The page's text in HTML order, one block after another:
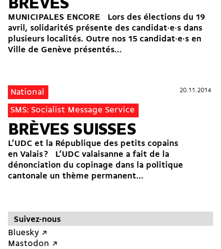
BRÈVES
MUNICIPALES ENCORE Lors des élections du 19
avril, solidaritéS présente des candidat·e·s dans
plusieurs localités. Outre nos 15 candidat·e·s en
Ville de Genève présentés...
20.11.2014
National
SMS: Socialist Message Service
20.11.2014
BRÈVES SUISSES
L’UDC et la République des petits copains
en Valais ? L’UDC valaisanne a fait de la
dénonciation du copinage dans la politique
cantonale un thème permanent...
Suivez-nous
Bluesky ↗︎
Mastodon ↗︎